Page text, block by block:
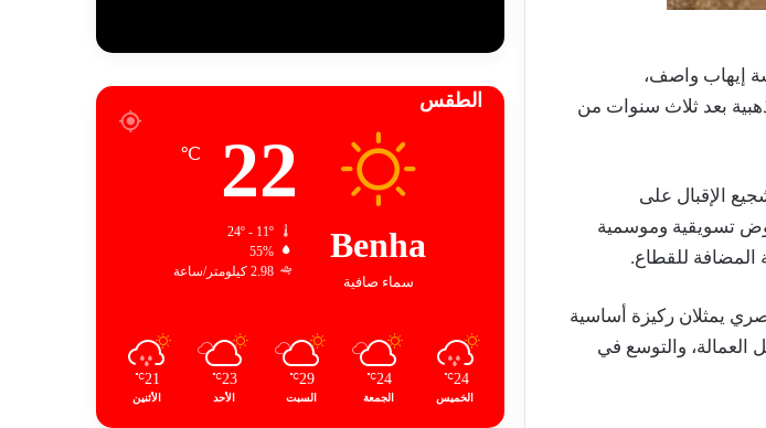
إيهاب واصف،
بعد ثلاث سنوات من
الإقبال على
تسويقية وموسمية
المضافة للقطاع.
يمثلان ركيزة أساسية
وتأهيل العمالة، والتوسع في
الطقس
Benha
سماء صافية
22
℃
55%
2.98 كيلومتر/ساعة
24
℃
الخميس
24
℃
الجمعة
29
℃
السبت
23
℃
الأحد
21
℃
الأثنين